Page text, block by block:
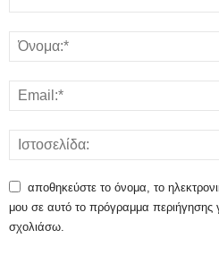
αποθηκεύστε το όνομα, το
μου σε αυτό το πρόγραμμα
σχολιάσω.